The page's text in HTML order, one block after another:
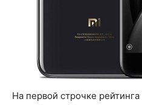
На первой строчке